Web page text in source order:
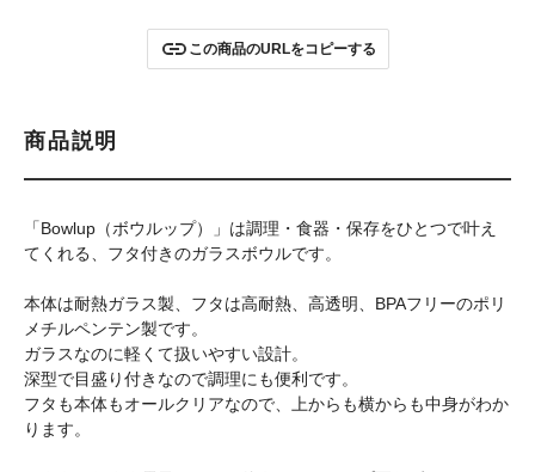
この商品のURLをコピーする
商品説明
「Bowlup（ボウルップ）」は調理・食器・保存をひとつで叶え
てくれる、フタ付きのガラスボウルです。
本体は耐熱ガラス製、フタは高耐熱、高透明、BPAフリーのポリ
メチルペンテン製です。
ガラスなのに軽くて扱いやすい設計。
深型で目盛り付きなので調理にも便利です。
フタも本体もオールクリアなので、上からも横からも中身がわか
ります。